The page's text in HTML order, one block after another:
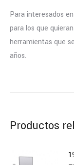
Para interesados
para los que
herramientas que
años.
Productos